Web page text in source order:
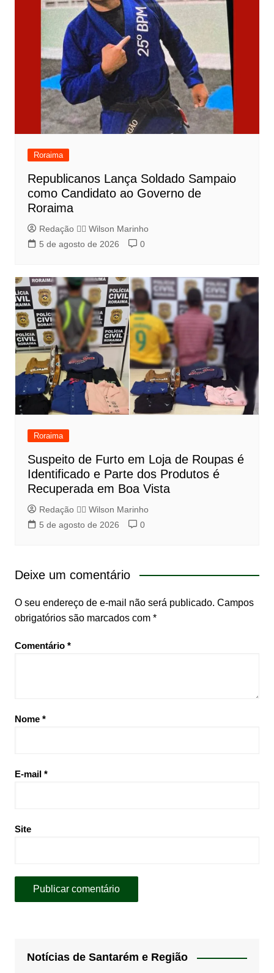
Roraima
Republicanos Lança Soldado Sampaio
como Candidato ao Governo de
Roraima
Redação 👨‍⚖️​ Wilson Marinho
5 de agosto de 2026
0
Roraima
Suspeito de Furto em Loja de Roupas é
Identificado e Parte dos Produtos é
Recuperada em Boa Vista
Redação 👨‍⚖️​ Wilson Marinho
5 de agosto de 2026
0
Deixe um comentário
O seu endereço de e-mail não será publicado. Campos
obrigatórios são marcados com *
Comentário *
Nome *
E-mail *
Site
Notícias de Santarém e Região